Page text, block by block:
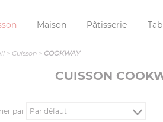
Maison Pâtisserie
> Cuisson> COOKWAY
CUISSON
par